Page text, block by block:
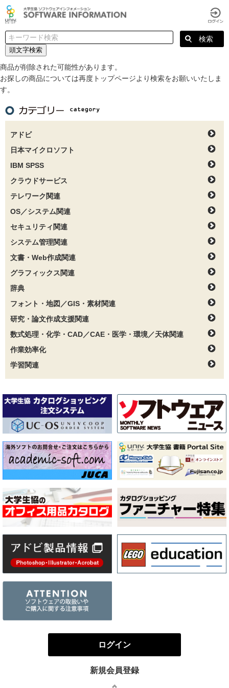
頭文字検索
商品が削除された可能性があります。
お探しの商品については再度トップページより検索をお願いいたしま
す。
アドビ
日本マイクロソフト
IBM SPSS
クラウドサービス
テレワーク関連
OS／システム関連
セキュリティ関連
システム管理関連
文書・Web作成関連
グラフィックス関連
辞典
フォント・地図／GIS・素材関連
研究・論文作成支援関連
数式処理・化学・CAD／CAE・医学・環境／天体関連
作業効率化
学習関連
ログイン
新規会員登録